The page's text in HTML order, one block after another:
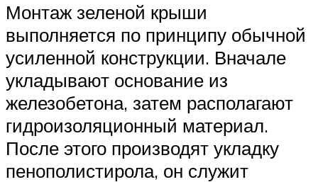
Монтаж зеленой крыши
выполняется по принципу обычной
усиленной конструкции. Вначале
укладывают основание из
железобетона, затем располагают
гидроизоляционный материал.
После этого производят укладку
пенополистирола, он служит